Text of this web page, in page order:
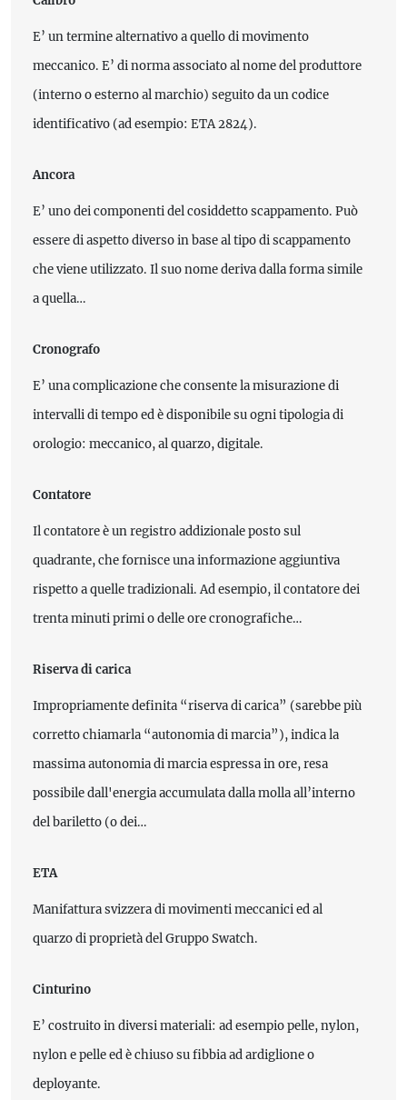
E’ un termine alternativo a quello di movimento
meccanico. E’ di norma associato al nome del produttore
(interno o esterno al marchio) seguito da un codice
identificativo (ad esempio: ETA 2824).
Ancora
E’ uno dei componenti del cosiddetto scappamento. Può
essere di aspetto diverso in base al tipo di scappamento
che viene utilizzato. Il suo nome deriva dalla forma simile
a quella…
Cronografo
E’ una complicazione che consente la misurazione di
intervalli di tempo ed è disponibile su ogni tipologia di
orologio: meccanico, al quarzo, digitale.
Contatore
Il contatore è un registro addizionale posto sul
quadrante, che fornisce una informazione aggiuntiva
rispetto a quelle tradizionali. Ad esempio, il contatore dei
trenta minuti primi o delle ore cronografiche…
Riserva di carica
Impropriamente definita “riserva di carica” (sarebbe più
corretto chiamarla “autonomia di marcia”), indica la
massima autonomia di marcia espressa in ore, resa
possibile dall'energia accumulata dalla molla all’interno
del bariletto (o dei…
ETA
Manifattura svizzera di movimenti meccanici ed al
quarzo di proprietà del Gruppo Swatch.
Cinturino
E’ costruito in diversi materiali: ad esempio pelle, nylon,
nylon e pelle ed è chiuso su fibbia ad ardiglione o
deployante.